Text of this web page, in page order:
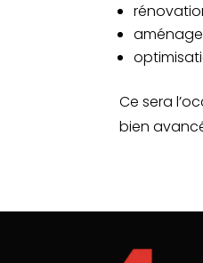
Ce sera
bien